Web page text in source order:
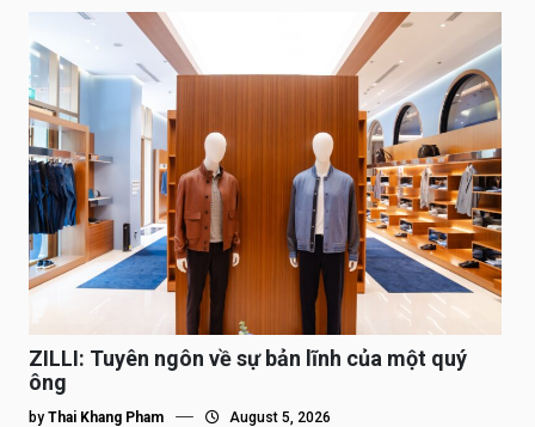
ZILLI: Tuyên ngôn về sự bản lĩnh của một quý
ông
by Thai Khang Pham August 5, 2026